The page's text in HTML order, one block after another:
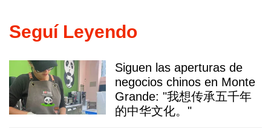
Seguí Leyendo
Siguen las aperturas de
negocios chinos en Monte
Grande: "我想传承五千年
的中华文化。"